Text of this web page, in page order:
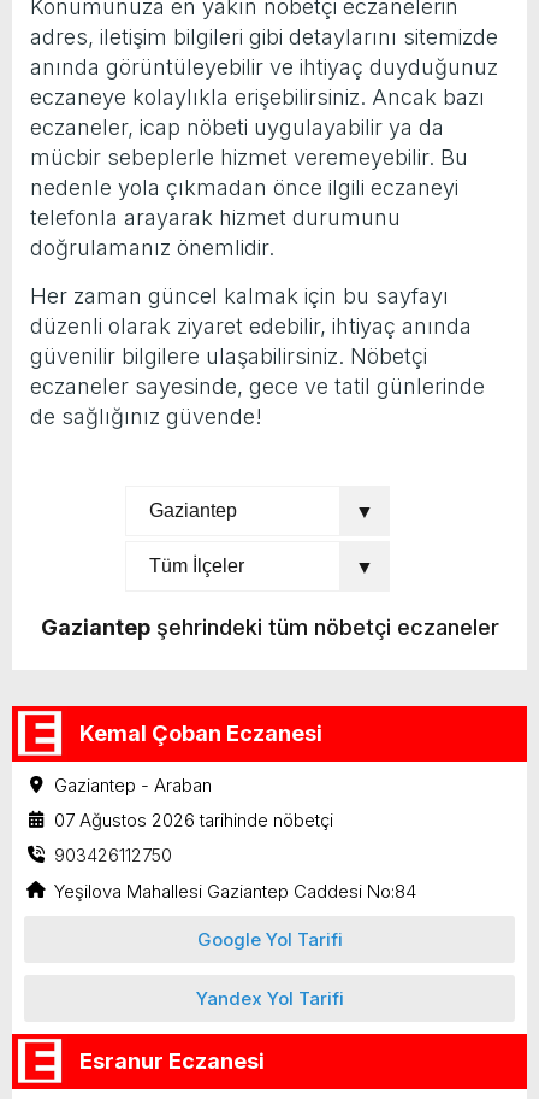
Konumunuza en yakın nöbetçi eczanelerin
adres, iletişim bilgileri gibi detaylarını sitemizde
anında görüntüleyebilir ve ihtiyaç duyduğunuz
eczaneye kolaylıkla erişebilirsiniz. Ancak bazı
eczaneler, icap nöbeti uygulayabilir ya da
mücbir sebeplerle hizmet veremeyebilir. Bu
nedenle yola çıkmadan önce ilgili eczaneyi
telefonla arayarak hizmet durumunu
doğrulamanız önemlidir.
Her zaman güncel kalmak için bu sayfayı
düzenli olarak ziyaret edebilir, ihtiyaç anında
güvenilir bilgilere ulaşabilirsiniz. Nöbetçi
eczaneler sayesinde, gece ve tatil günlerinde
de sağlığınız güvende!
Gaziantepşehrindeki tüm nöbetçi eczaneler
Kemal Çoban Eczanesi
Gaziantep - Araban
07 Ağustos 2026 tarihinde nöbetçi
903426112750
Yeşilova Mahallesi Gaziantep Caddesi No:84
Google Yol Tarifi
Yandex Yol Tarifi
Esranur Eczanesi